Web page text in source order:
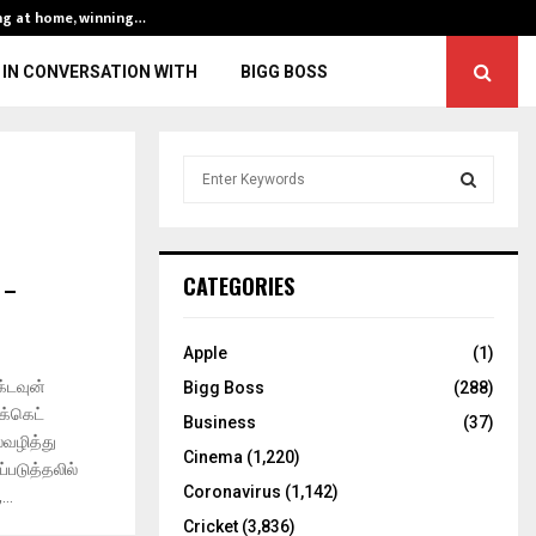
at home, winning…
IN CONVERSATION WITH BIGG BOSS
h
o
:
C
CATEGORIES
Apple
(1)
Bigg Boss
(288)
Business
(37)
Cinema (1,220)
Coronavirus (1,142)
Cricket (3,836)